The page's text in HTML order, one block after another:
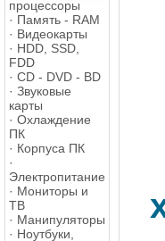
процессоры
· Память - RAM
· Видеокарты
· HDD, SSD,
FDD
· CD - DVD - BD
· Звуковые
карты
· Охлаждение
ПК
· Корпуса ПК
·
Электропитание
· Мониторы и
ТВ
· Манипуляторы
· Ноутбуки,